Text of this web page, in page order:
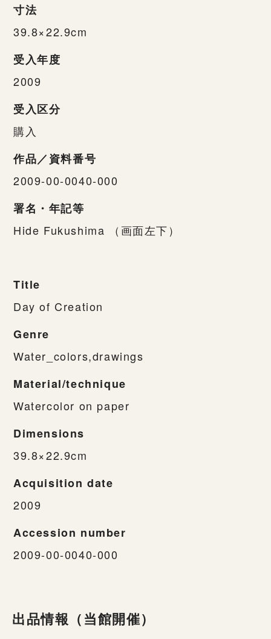
寸法
39.8×22.9cm
受入年度
2009
受入区分
購入
作品／資料番号
2009-00-0040-000
署名・年記等
Hide Fukushima （画面左下）
Title
Day of Creation
Genre
Water_colors,drawings
Material/technique
Watercolor on paper
Dimensions
39.8×22.9cm
Acquisition date
2009
Accession number
2009-00-0040-000
出品情報（当館開催）